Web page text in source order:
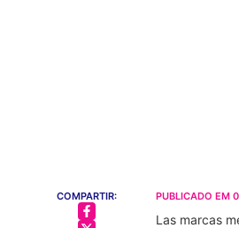
COMPARTIR: PUBLICADO EM
Las marcas